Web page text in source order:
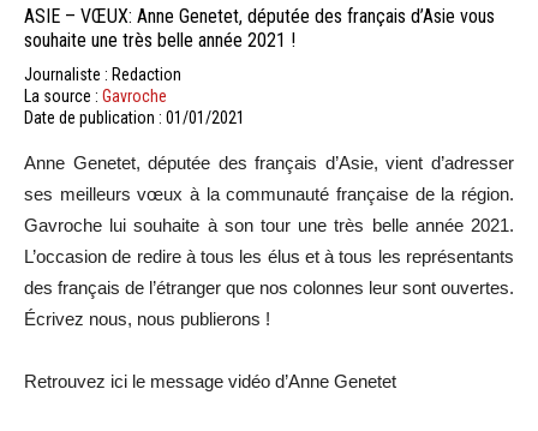
ASIE – VŒUX: Anne Genetet, députée des français d’Asie vous
souhaite une très belle année 2021 !
Journaliste : Redaction
La source : Gavroche
Date de publication : 01/01/2021
Anne Genetet, députée des français d’Asie, vient d’adresser
ses meilleurs vœux à la communauté française de la région.
Gavroche lui souhaite à son tour une très belle année 2021.
L’occasion de redire à tous les élus et à tous les représentants
des français de l’étranger que nos colonnes leur sont ouvertes.
Écrivez nous, nous publierons !
Retrouvez ici le message vidéo d’Anne Genetet